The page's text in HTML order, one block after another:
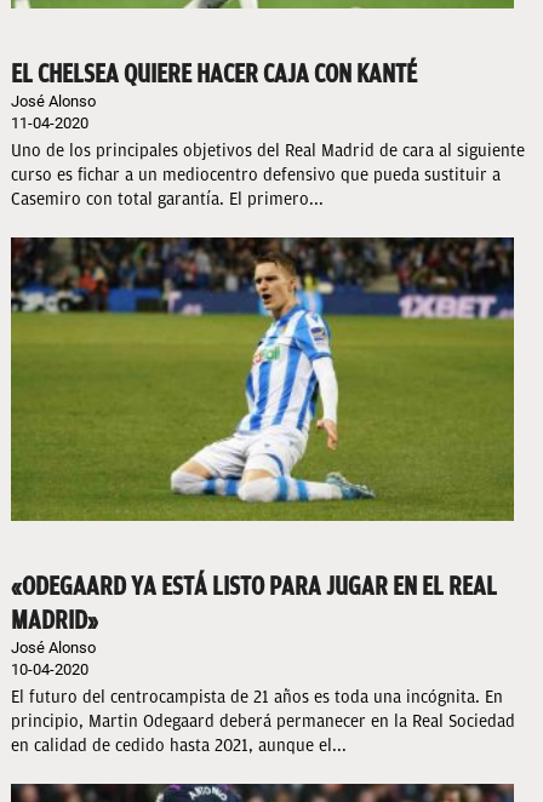
EL CHELSEA QUIERE HACER CAJA CON KANTÉ
José Alonso
11-04-2020
Uno de los principales objetivos del Real Madrid de cara al siguiente
curso es fichar a un mediocentro defensivo que pueda sustituir a
Casemiro con total garantía. El primero...
«ODEGAARD YA ESTÁ LISTO PARA JUGAR EN EL REAL
MADRID»
José Alonso
10-04-2020
El futuro del centrocampista de 21 años es toda una incógnita. En
principio, Martin Odegaard deberá permanecer en la Real Sociedad
en calidad de cedido hasta 2021, aunque el...